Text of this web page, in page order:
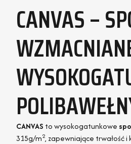
CANVAS –
CANVAS to wysokogatunkowe
315g/m2, zapewniające trwałość